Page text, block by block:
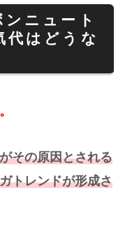
ニュート
代はどうな
その原因とされる
トレンドが形成さ